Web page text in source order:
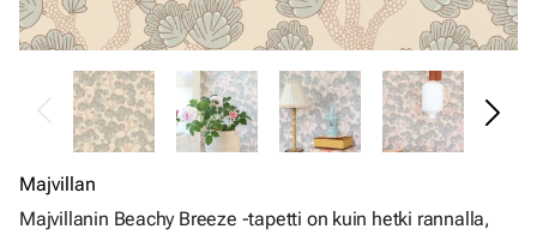
Majvillan
Majvillanin Beachy Breeze -tapetti on kuin hetki rannalla,